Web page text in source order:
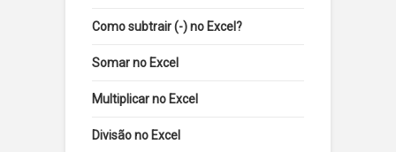
Como subtrair (-) no Excel?
Somar no Excel
Multiplicar no Excel
Divisão no Excel